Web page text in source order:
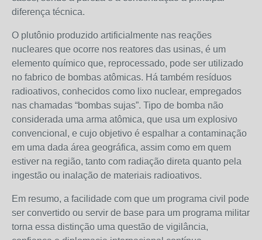
diferença técnica.
O plutônio produzido artificialmente nas reações
nucleares que ocorre nos reatores das usinas, é um
elemento químico que, reprocessado, pode ser utilizado
no fabrico de bombas atômicas. Há também resíduos
radioativos, conhecidos como lixo nuclear, empregados
nas chamadas “bombas sujas”. Tipo de bomba não
considerada uma arma atômica, que usa um explosivo
convencional, e cujo objetivo é espalhar a contaminação
em uma dada área geográfica, assim como em quem
estiver na região, tanto com radiação direta quanto pela
ingestão ou inalação de materiais radioativos.
Em resumo, a facilidade com que um programa civil pode
ser convertido ou servir de base para um programa militar
torna essa distinção uma questão de vigilância,